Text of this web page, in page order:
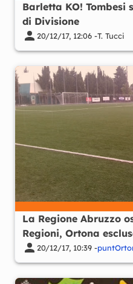
Barletta KO! Tombesi
di Divisione
20/12/17, 12:06 -T. Tucci
La Regione Abruzzo
Regioni, Ortona
20/12/17, 10:39 -